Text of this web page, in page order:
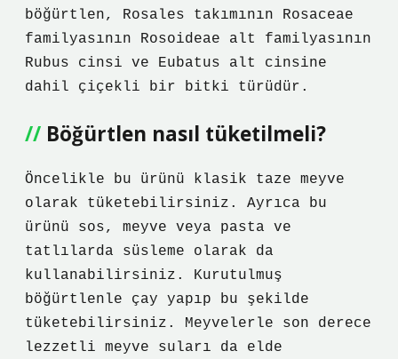
böğürtlen, Rosales takımının Rosaceae
familyasının Rosoideae alt familyasının
Rubus cinsi ve Eubatus alt cinsine
dahil çiçekli bir bitki türüdür.
Böğürtlen nasıl tüketilmeli?
Öncelikle bu ürünü klasik taze meyve
olarak tüketebilirsiniz. Ayrıca bu
ürünü sos, meyve veya pasta ve
tatlılarda süsleme olarak da
kullanabilirsiniz. Kurutulmuş
böğürtlenle çay yapıp bu şekilde
tüketebilirsiniz. Meyvelerle son derece
lezzetli meyve suları da elde